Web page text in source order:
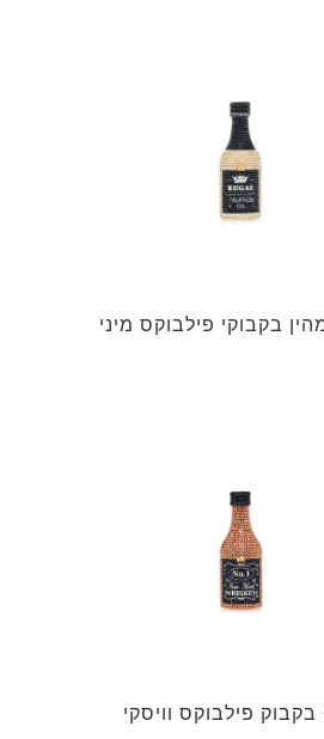
בקבוקי פילבוקס מיני
בקבוק פילבוקס וויסקי